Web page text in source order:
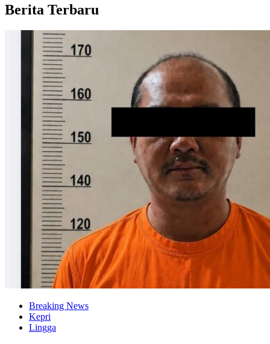
Berita Terbaru
Breaking News
Kepri
Lingga